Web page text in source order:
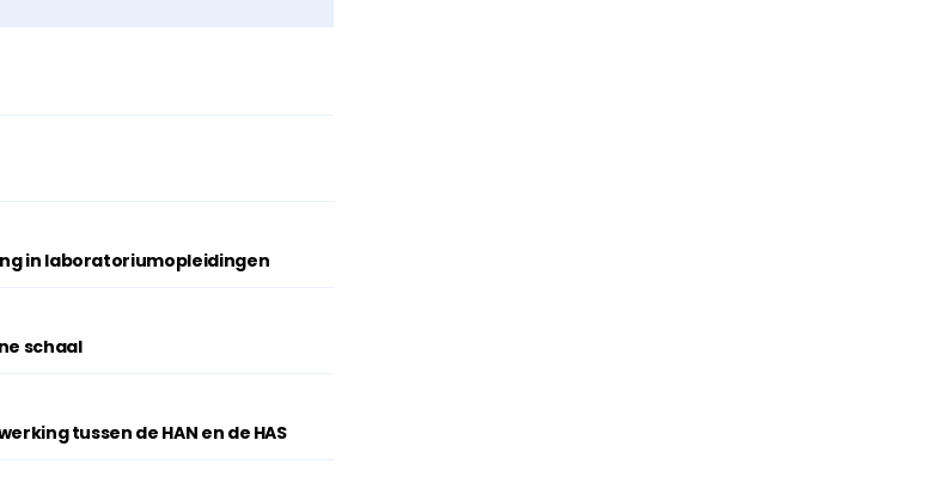
in laboratoriumopleidingen
schaal
tussen de HAN en de HAS